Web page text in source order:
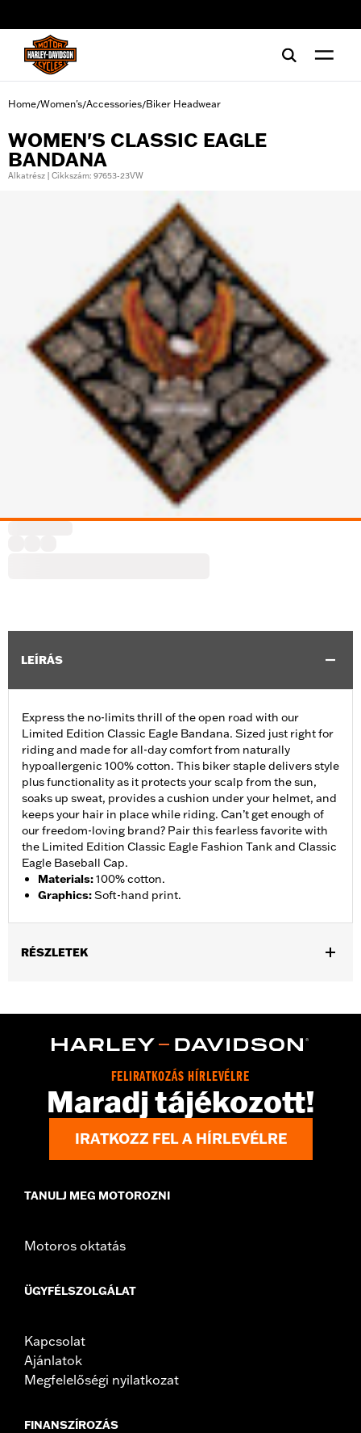
Home/Women's/Accessories/Biker Headwear
WOMEN'S CLASSIC EAGLE
BANDANA
Alkatrész | Cikkszám: 97653-23VW
LEÍRÁS
Express the no-limits thrill of the open road with our
Limited Edition Classic Eagle Bandana. Sized just right for
riding and made for all-day comfort from naturally
hypoallergenic 100% cotton. This biker staple delivers style
plus functionality as it protects your scalp from the sun,
soaks up sweat, provides a cushion under your helmet, and
keeps your hair in place while riding. Can’t get enough of
our freedom-loving brand? Pair this fearless favorite with
the Limited Edition Classic Eagle Fashion Tank and Classic
Eagle Baseball Cap.
Materials:100% cotton.
Graphics:Soft-hand print.
RÉSZLETEK
WARRANTY:2 year limited warranty � Go towww.h-
Imported
FELIRATKOZÁS HÍRLEVÉLRE
Maradj tájékozott!
IRATKOZZ FEL A HÍRLEVÉLRE
TANULJ MEG MOTOROZNI
Motoros oktatás
ÜGYFÉLSZOLGÁLAT
Kapcsolat
Ajánlatok
Megfelelőségi nyilatkozat
FINANSZÍROZÁS